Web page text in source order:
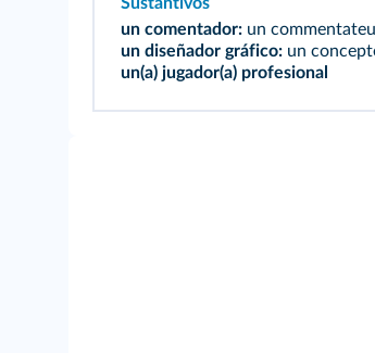
un comentador: un
un diseñador gráfico: un
un(a) jugador(a) profesional